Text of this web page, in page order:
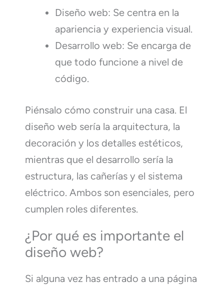
Diseño web: Se centra en la
apariencia y experiencia visual.
Desarrollo web: Se encarga de
que todo funcione a nivel de
código.
Piénsalo cómo construir una casa. El
diseño web sería la arquitectura, la
decoración y los detalles estéticos,
mientras que el desarrollo sería la
estructura, las cañerías y el sistema
eléctrico. Ambos son esenciales, pero
cumplen roles diferentes.
¿Por qué es importante el
diseño web?
Si alguna vez has entrado a una página